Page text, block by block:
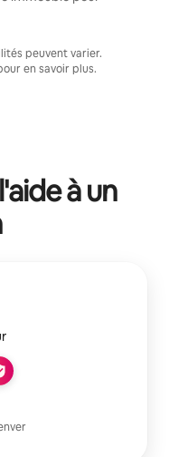
peuvent varier.
en savoir plus.
à un